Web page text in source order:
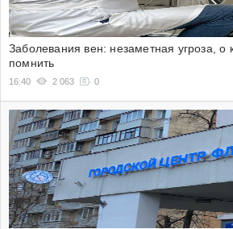
Заболевания вен: незаметная угроза, о
помнить
16:40 2 063 0